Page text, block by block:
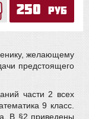
250 руб
желающему
предстоящего
части 2 всех
9 класс.
В §2 приведены